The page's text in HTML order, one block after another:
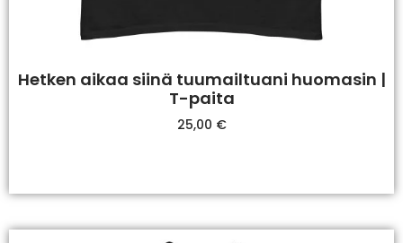
Hetken aikaa siinä tuumailtuani huomasin |
T-paita
25,00 €